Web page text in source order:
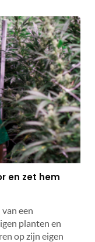
en zet hem
een
planten en
op zijn eigen